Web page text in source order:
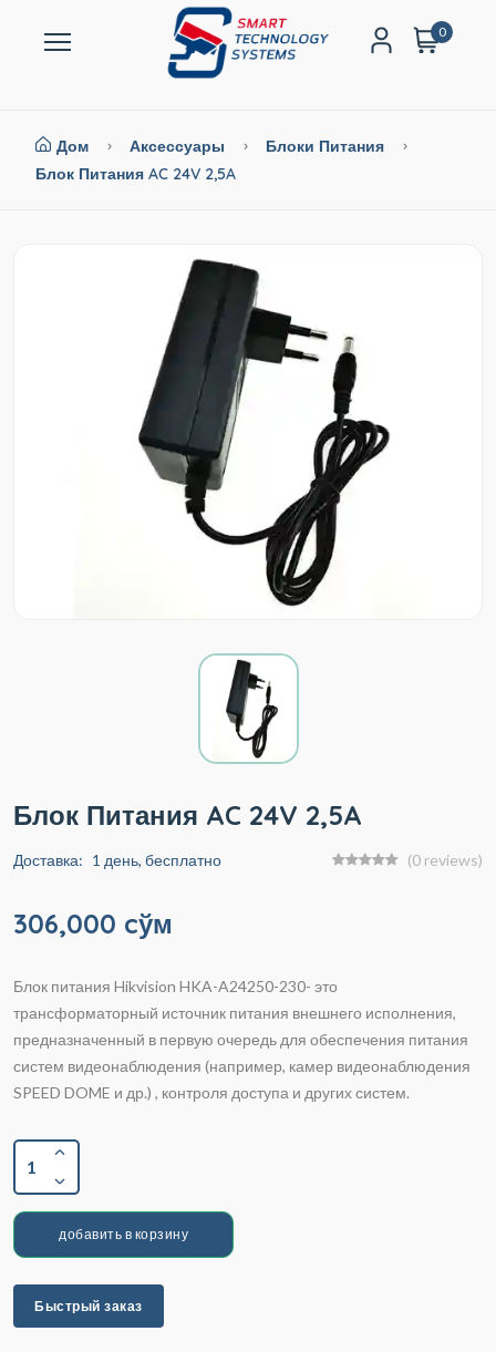
0
Дом Аксессуары
Блоки Питания
Блок Питания AC 24V 2,5A
Блок Питания AC 24V 2,5A
Доставка: 1 день, бесплатно (0 reviews)
306,000 cўм
Блок питания Hikvision HKA-A24250-230- это
трансформаторный источник питания внешнего исполнения,
предназначенный в первую очередь для обеспечения питания
систем видеонаблюдения (например, камер видеонаблюдения
SPEED DOME и др.) , контроля доступа и других систем.
1
добавить в корзину
Быстрый заказ